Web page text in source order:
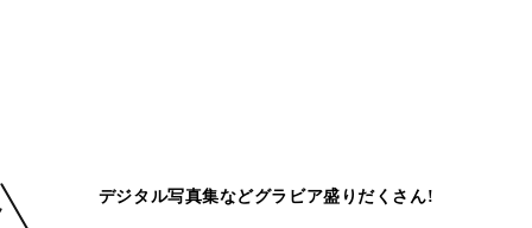
デジタル写真集などグラビア盛りだくさん!